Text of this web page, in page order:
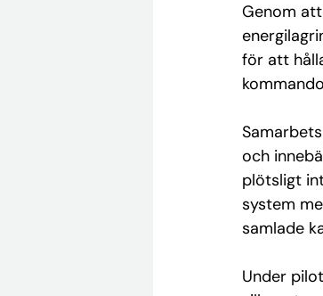
Genom
för att
och
plötsligt
system
samlade
Under